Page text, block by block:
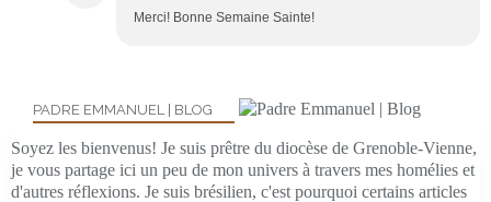
Merci! Bonne Semaine Sainte!
PADRE EMMANUEL | BLOG
Soyez les bienvenus! Je suis prêtre du diocèse de Grenoble-Vienne,
je vous partage ici un peu de mon univers à travers mes homélies et
d'autres réflexions. Je suis brésilien, c'est pourquoi certains articles